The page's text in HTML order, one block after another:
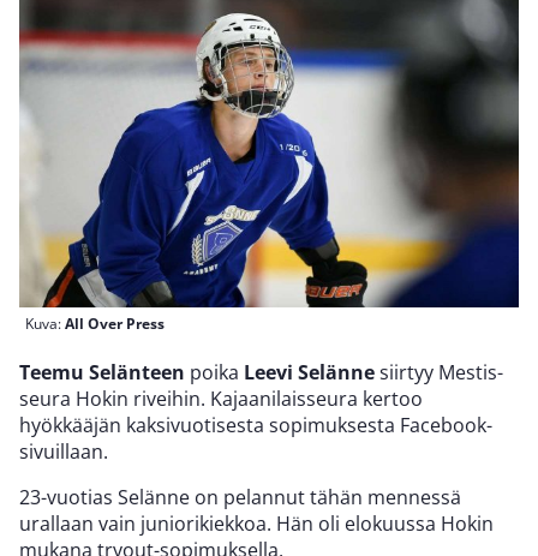
Kuva:All Over Press
Teemu Selänteen poika Leevi Selännesiirtyy Mestis-
seura Hokin riveihin. Kajaanilaisseura kertoo
hyökkääjän kaksivuotisesta sopimuksesta Facebook-
sivuillaan.
23-vuotias Selänne on pelannut tähän mennessä
urallaan vain juniorikiekkoa. Hän oli elokuussa Hokin
mukana tryout-sopimuksella.